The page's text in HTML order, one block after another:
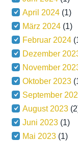
April 2024 (1)
März 2024 (1)
Februar 2024
Dezember
November
Oktober 2023
September
August 2023
Juni 2023 (1)
Mai 2023 (1)